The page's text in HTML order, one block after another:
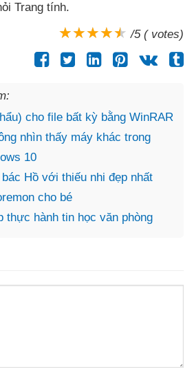
Trang tính.
/5 ( votes)
cho file bất kỳ bằng WinRAR
nhìn thấy máy khác trong
10
Hồ với thiếu nhi đẹp nhất
cho bé
thực hành tin học văn phòng